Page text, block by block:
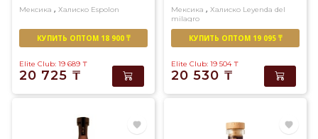
Мексика , Халиско Espolon
КУПИТЬ ОПТОМ 18 900 ₸
Elite Club: 19 689 ₸
20 725 ₸
Мексика , Халиско Leyenda del
milagro
КУПИТЬ ОПТОМ 19 095 ₸
Elite Club: 19 504 ₸
20 530 ₸